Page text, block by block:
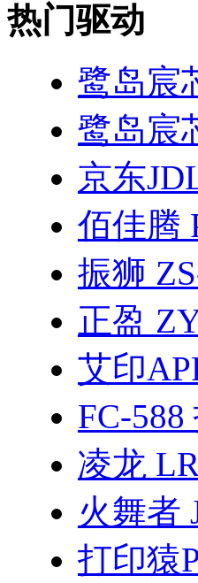
热门驱动
鹭岛宸
鹭岛宸
京东
佰佳腾
振狮
正盈
艾印
FC-
凌龙
火舞者
打印猿